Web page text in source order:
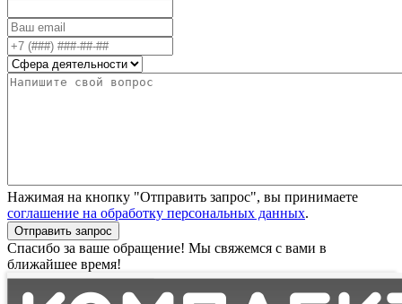
Нажимая на кнопку "Отправить запрос", вы принимаете
соглашение на обработку персональных данных.
Отправить запрос
Спасибо за ваше обращение! Мы свяжемся с вами в
ближайшее время!